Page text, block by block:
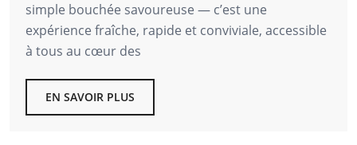
simple bouchée savoureuse — c’est une
expérience fraîche, rapide et conviviale, accessible
à tous au cœur des
EN SAVOIR PLUS